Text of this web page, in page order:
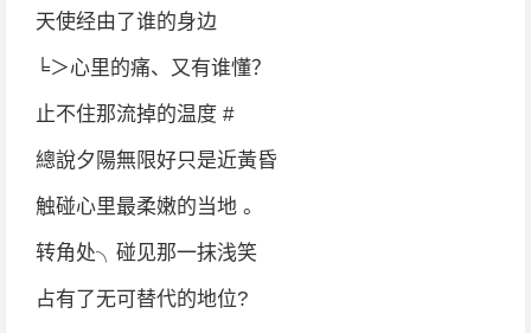
天使经由了谁的身边
╘＞心里的痛、又有谁懂？
止不住那流掉的温度 #
總說夕陽無限好只是近黃昏
触碰心里最柔嫩的当地 。
转角处╮碰见那一抹浅笑
占有了无可替代的地位?